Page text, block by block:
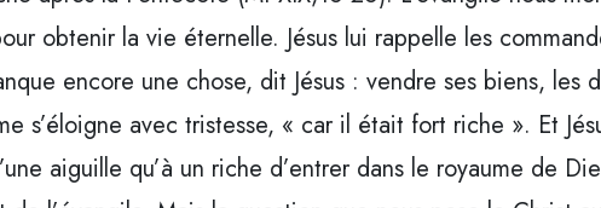
obtenir la vie éternelle. Jésus lui rappelle les
encore une chose, dit Jésus : vendre ses biens, les
s’éloigne avec tristesse, « car il était fort riche ». Et
aiguille qu’à un riche d’entrer dans le royaume de